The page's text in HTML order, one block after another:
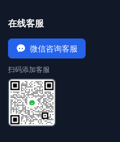
在线客服
微信咨询客服
扫码添加客服